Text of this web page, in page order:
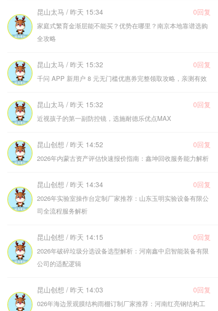
昆山太马 / 昨天 15:34 0回复
家庭式繁育金渐层能不能买？优势在哪里？南京本地靠谱选购
全攻略
昆山太马 / 昨天 15:32 0回复
千问 APP 新用户 8 元无门槛优惠券完整领取攻略，亲测有效
昆山太马 / 昨天 15:32 0回复
近视孩子的第一副防控镜，选施耐德乐优点MAX
昆山创想 / 昨天 14:52 0回复
2026年内蒙古资产评估快速报价指南：鑫坤回收服务能力解析
昆山创想 / 昨天 14:34 0回复
2026年实验室操作台定制厂家推荐：山东玉明实验设备有限公
司全流程服务解析
昆山创想 / 昨天 14:15 0回复
2026年破碎垃圾分选设备选型解析：河南鑫中启智能装备有限
公司的适配逻辑
昆山创想 / 昨天 14:03 0回复
026年海边景观膜结构雨棚订制厂家推荐：河南红亮钢结构工